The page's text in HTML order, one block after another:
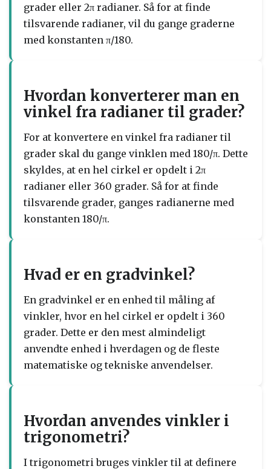
grader eller 2π radianer. Så for at finde
tilsvarende radianer, vil du gange graderne
med konstanten π/180.
Hvordan konverterer man en
vinkel fra radianer til grader?
For at konvertere en vinkel fra radianer til
grader skal du gange vinklen med 180/π. Dette
skyldes, at en hel cirkel er opdelt i 2π
radianer eller 360 grader. Så for at finde
tilsvarende grader, ganges radianerne med
konstanten 180/π.
Hvad er en gradvinkel?
En gradvinkel er en enhed til måling af
vinkler, hvor en hel cirkel er opdelt i 360
grader. Dette er den mest almindeligt
anvendte enhed i hverdagen og de fleste
matematiske og tekniske anvendelser.
Hvordan anvendes vinkler i
trigonometri?
I trigonometri bruges vinkler til at definere